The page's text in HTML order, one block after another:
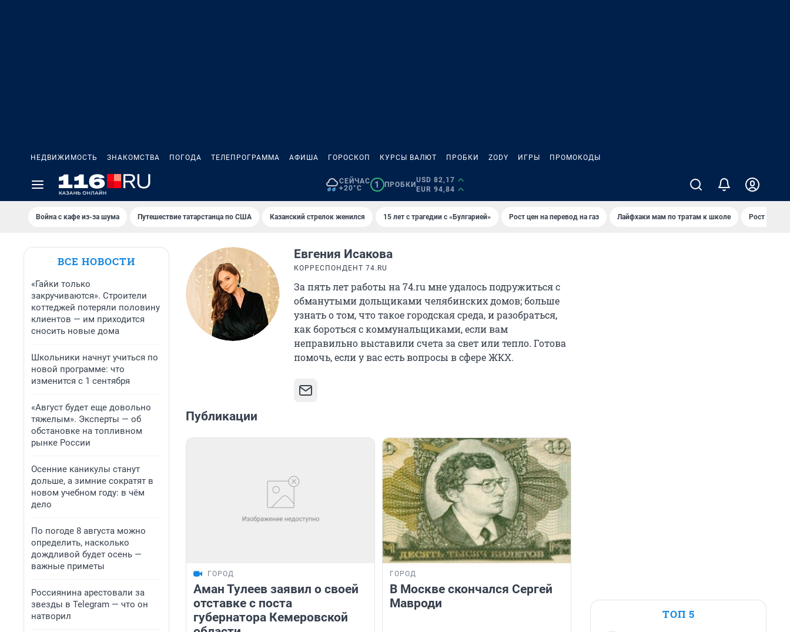
НЕДВИЖИМОСТЬ ЗНАКОМСТВА ПОГОДА ТЕЛЕПРОГРАММА АФИША ГОРОСКОП КУРСЫ ВАЛЮТ ПРОБКИ ZODY ИГРЫ ПРОМОКОДЫ
СЕЙЧАС
+20°C
1 ПРОБКИ
USD 82,17
EUR 94,84
Война с кафе из-за шума Путешествие татарстанца по США Казанский стрелок женился 15 лет с трагедии с «Булгарией» Рост цен на перевод на газ Лайфхаки мам по тратам к школе Рост цен на
ВСЕ НОВОСТИ
«Гайки только
закручиваются». Строители
коттеджей потеряли половину
клиентов — им приходится
сносить новые дома
Школьники начнут учиться по
новой программе: что
изменится с 1 сентября
«Август будет еще довольно
тяжелым». Эксперты — об
обстановке на топливном
рынке России
Осенние каникулы станут
дольше, а зимние сократят в
новом учебном году: в чём
дело
По погоде 8 августа можно
определить, насколько
дождливой будет осень —
важные приметы
Россиянина арестовали за
звезды в Telegram — что он
натворил
Евгения Исакова
КОРРЕСПОНДЕНТ 74.RU
За пять лет работы на 74.ru мне удалось подружиться с
обманутыми дольщиками челябинских домов; больше
узнать о том, что такое городская среда, и разобраться,
как бороться с коммунальщиками, если вам
неправильно выставили счета за свет или тепло. Готова
помочь, если у вас есть вопросы в сфере ЖКХ.
Публикации
ГОРОД
Аман Тулеев заявил о своей
отставке с поста
губернатора Кемеровской
ГОРОД
В Москве скончался Сергей
Мавроди
ТОП 5